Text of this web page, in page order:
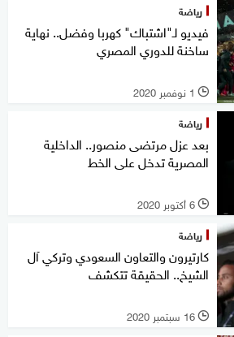
رياضة
فيديو لـ"اشتباك" كهربا وفضل.. نهاية
ساخنة للدوري المصري
l 1 نوفمبر 2020
رياضة
بعد عزل مرتضى منصور.. الداخلية
المصرية تدخل على الخط
l 6 أكتوبر 2020
رياضة
كارتيرون والتعاون السعودي وتركي آل
الشيخ.. الحقيقة تتكشف
l 16 سبتمبر 2020